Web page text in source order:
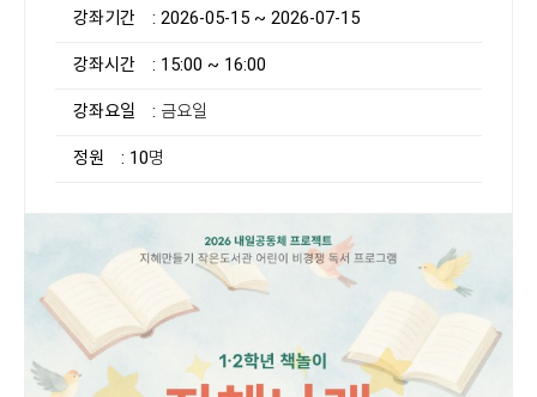
강좌기간 : 2026-05-15 ~ 2026-07-15
강좌시간 : 15:00 ~ 16:00
강좌요일 : 금요일
정원 : 10명